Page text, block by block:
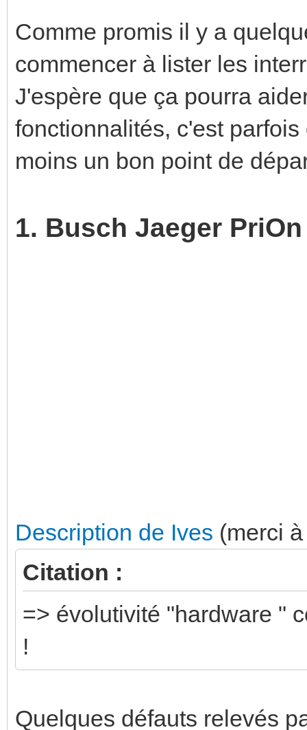
Comme promis il y a
commencer à lister les
J'espère que ça pourra
fonctionnalités, c'est
moins un bon point de
1. Busch Jaeger PriOn
Description de Ives (merci
Citation :
=> évolutivité "hardware "
!
Quelques défauts relevés